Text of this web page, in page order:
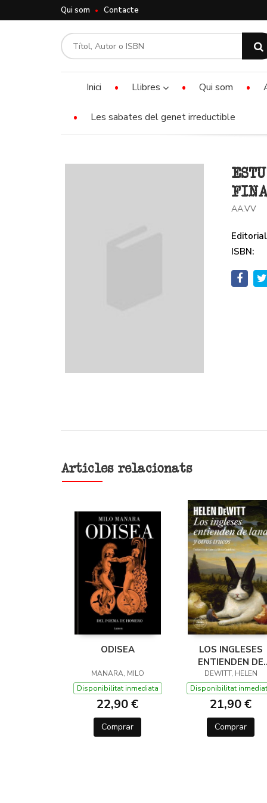
Qui som Contacte
Inici Llibres Qui som
Les sabates del genet irreductible
AA.VV
ISBN:
Articles relacionats
ODISEA
MANARA, MILO
Disponibilitat inmediata
22,90 €
Comprar
LOS INGLESES
ENTIENDEN DE
LANA (Y OTROS
TRUCOS)
DEWITT, HELEN
Disponibilitat
21,90 €
Comprar